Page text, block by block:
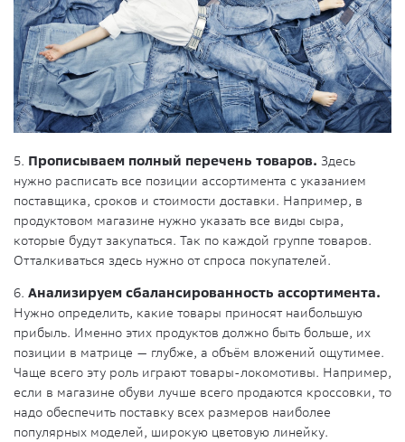
5. Прописываем полный перечень товаров. Здесь
нужно расписать все позиции ассортимента с указанием
поставщика, сроков и стоимости доставки. Например, в
продуктовом магазине нужно указать все виды сыра,
которые будут закупаться. Так по каждой группе товаров.
Отталкиваться здесь нужно от спроса покупателей.
6. Анализируем сбалансированность ассортимента.
Нужно определить, какие товары приносят наибольшую
прибыль. Именно этих продуктов должно быть больше, их
позиции в матрице — глубже, а объём вложений ощутимее.
Чаще всего эту роль играют товары-локомотивы. Например,
если в магазине обуви лучше всего продаются кроссовки, то
надо обеспечить поставку всех размеров наиболее
популярных моделей, широкую цветовую линейку.